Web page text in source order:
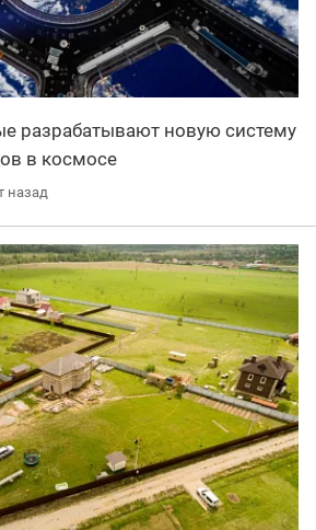
разрабатывают новую систему
в космосе
назад